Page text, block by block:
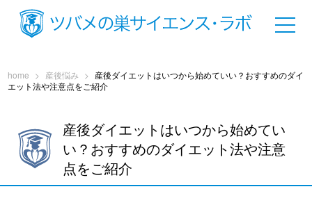
home > 産後悩み >
産後ダイエットはいつから始めていい？おすすめのダイ
エット法や注意点をご紹介
産後ダイエットはいつから始めてい
い？おすすめのダイエット法や注意
点をご紹介